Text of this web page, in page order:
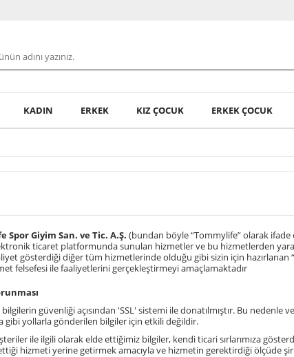
KADIN ERKEK KIZ ÇOCUK ERKEK ÇOCUK
Spor Giyim San. ve Tic. A.Ş. (bundan böyle “Tommylife” olarak
ticaret platformunda sunulan hizmetler ve bu hizmetlerden
gösterdiği diğer tüm hizmetlerinde olduğu gibi sizin için
felsefesi ile faaliyetlerini gerçekleştirmeyi amaçlamaktadır
bilgilerin güvenliği açısından 'SSL' sistemi ile donatılmıştır. Bu
gibi yollarla gönderilen bilgiler için etkili değildir.
ile ilgili olarak elde ettiğimiz bilgiler, kendi ticari sırlarımıza
hizmeti yerine getirmek amacıyla ve hizmetin gerektirdiği ölçüde